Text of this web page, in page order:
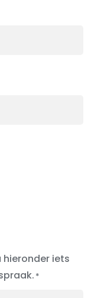
hieronder iets